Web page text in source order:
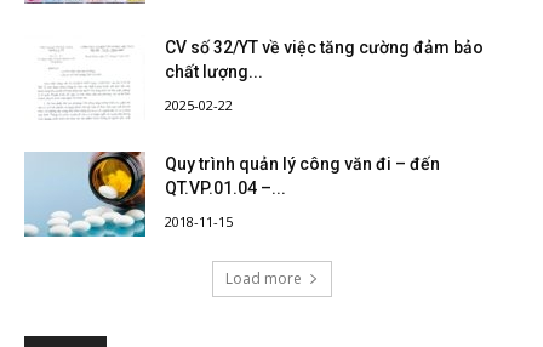
CV số 32/YT về việc tăng cường đảm bảo
chất lượng...
2025-02-22
Quy trình quản lý công văn đi – đến
QT.VP.01.04 –...
2018-11-15
Load more